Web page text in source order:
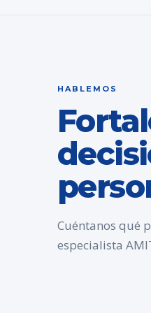
HABLEMOS
Cuéntanos qué
especialista